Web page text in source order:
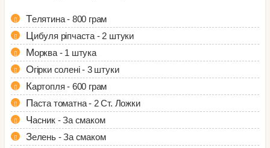
Телятина - 800 грам
Цибуля ріпчаста - 2 штуки
Морква - 1 штука
Огірки солені - 3 штуки
Картопля - 600 грам
Паста томатна - 2 Ст. Ложки
Часник - За смаком
Зелень - За смаком